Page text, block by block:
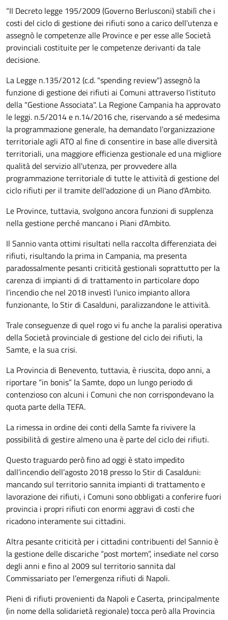
“II Decreto legge 195/2009 (Governo Berlusconi) stabilì che i
costi del ciclo di gestione dei rifiuti sono a carico dell'utenza e
assegnò le competenze alle Province e per esse alle Società
provinciali costituite per le competenze derivanti da tale
decisione.
La Legge n.135/2012 (c.d. "spending review") assegnò la
funzione di gestione dei rifiuti ai Comuni attraverso l'istituto
della "Gestione Associata". La Regione Campania ha approvato
le leggi. n.5/2014 e n.14/2016 che, riservando a sé medesima
la programmazione generale, ha demandato l'organizzazione
territoriale agli ATO al fine di consentire in base alle diversità
territoriali, una maggiore efficienza gestionale ed una migliore
qualità del servizio all'utenza, per provvedere alla
programmazione territoriale di tutte le attività di gestione del
ciclo rifiuti per il tramite dell'adozione di un Piano d'Ambito.
Le Province, tuttavia, svolgono ancora funzioni di supplenza
nella gestione perché mancano i Piani d’Ambito.
Il Sannio vanta ottimi risultati nella raccolta differenziata dei
rifiuti, risultando la prima in Campania, ma presenta
paradossalmente pesanti criticità gestionali soprattutto per la
carenza di impianti di di trattamento in particolare dopo
l’incendio che nel 2018 investì l’unico impianto allora
funzionante, lo Stir di Casalduni, paralizzandone le attività.
Trale conseguenze di quel rogo vi fu anche la paralisi operativa
della Società provinciale di gestione del ciclo dei rifiuti, la
Samte, e la sua crisi.
La Provincia di Benevento, tuttavia, è riuscita, dopo anni, a
riportare “in bonis” la Samte, dopo un lungo periodo di
contenzioso con alcuni i Comuni che non corrispondevano la
quota parte della TEFA.
La rimessa in ordine dei conti della Samte fa rivivere la
possibilità di gestire almeno una è parte del ciclo dei rifiuti.
Questo traguardo però fino ad oggi è stato impedito
dall’incendio dell’agosto 2018 presso lo Stir di Casalduni:
mancando sul territorio sannita impianti di trattamento e
lavorazione dei rifiuti, i Comuni sono obbligati a conferire fuori
provincia i propri rifiuti con enormi aggravi di costi che
ricadono interamente sui cittadini.
Altra pesante criticità per i cittadini contribuenti del Sannio è
la gestione delle discariche “post mortem”, insediate nel corso
degli anni e fino al 2009 sul territorio sannita dal
Commissariato per l’emergenza rifiuti di Napoli.
Pieni di rifiuti provenienti da Napoli e Caserta, principalmente
(in nome della solidarietà regionale) tocca però alla Provincia